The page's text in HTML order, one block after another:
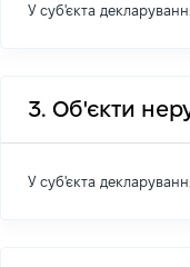
У суб'єкта
3. Об'єкти
У суб'єкта